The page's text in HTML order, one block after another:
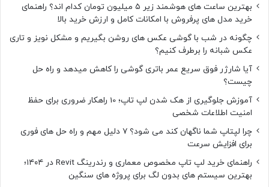
بهترین ساعت های هوشمند زیر ۵ میلیون تومان کدام اند؟ راهنمای
خرید مدل های پرفروش با امکانات کامل و ارزش خرید بالا
چگونه در شب با گوشی عکس های روشن بگیریم و مشکل نویز و تاری
عکس شبانه را برطرف کنیم؟
آیا شارژر فوق سریع عمر باتری گوشی را کاهش میدهد و راه حل
چیست؟
آموزش جلوگیری از هک شدن لپ تاپ؛ 10 راهکار ضروری برای حفظ
امنیت اطلاعات شخصی
چرا لپتاپ شما ناگهان کند می شود؟ ۷ دلیل مهم و راه حل های فوری
برای افزایش سرعت
راهنمای خرید لپ تاپ مخصوص معماری و رندرینگ Revit در ۱۴۰۴؛
بهترین سیستم های بدون لگ برای پروژه های سنگین